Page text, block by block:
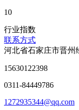
10
行业指数
联系方式
河北省石家庄市晋州
15630122398
0311-84449786
1272935344@qq.com